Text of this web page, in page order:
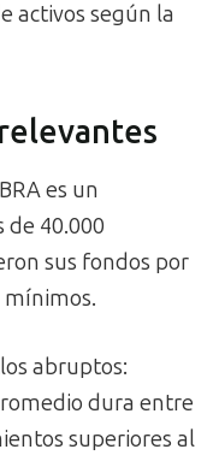
activos según la
es un
de 40.000
sus fondos por
abruptos:
dura entre
superiores al